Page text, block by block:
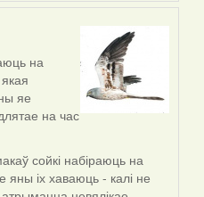
на
яе
на час
сойкі набіраюць на
яны іх хаваюць - калі не